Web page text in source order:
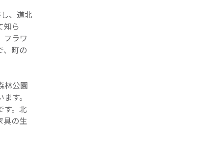
、道北
知ら
フラワ
、町の
林公園
す。
す。北
具の生